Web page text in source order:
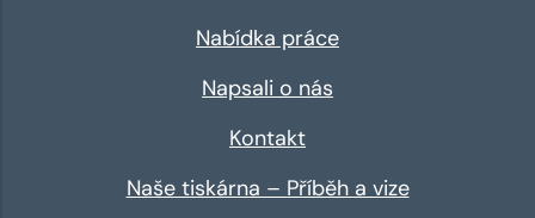
Nabídka práce
Napsali o nás
Kontakt
Naše tiskárna – Příběh a vize